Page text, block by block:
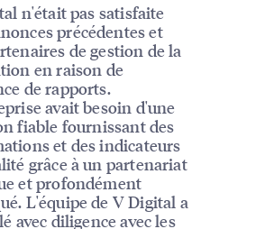
n'était pas satisfaite
précédentes et
de gestion de la
en raison de
de rapports.
avait besoin d'une
fiable fournissant des
et des indicateurs
grâce à un partenariat
et profondément
L'équipe de V Digital a
avec diligence avec les